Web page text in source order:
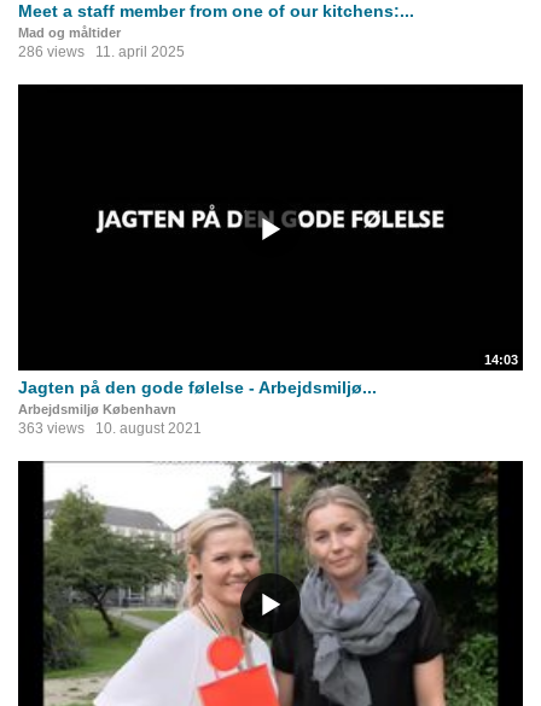
Meet a staff member from one of our kitchens:...
Mad og måltider
286 views 11. april 2025
14:03
Jagten på den gode følelse - Arbejdsmiljø...
Arbejdsmiljø København
363 views 10. august 2021